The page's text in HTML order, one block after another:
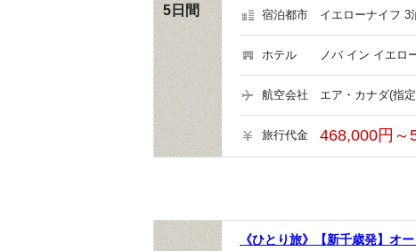
5日間 宿泊都市 イエローナイフ 3
ホテル ノバ イン イエロ
航空会社 エア・カナダ(指
旅行代金 468,000円～
《ひとり旅》【新千歳発】オ